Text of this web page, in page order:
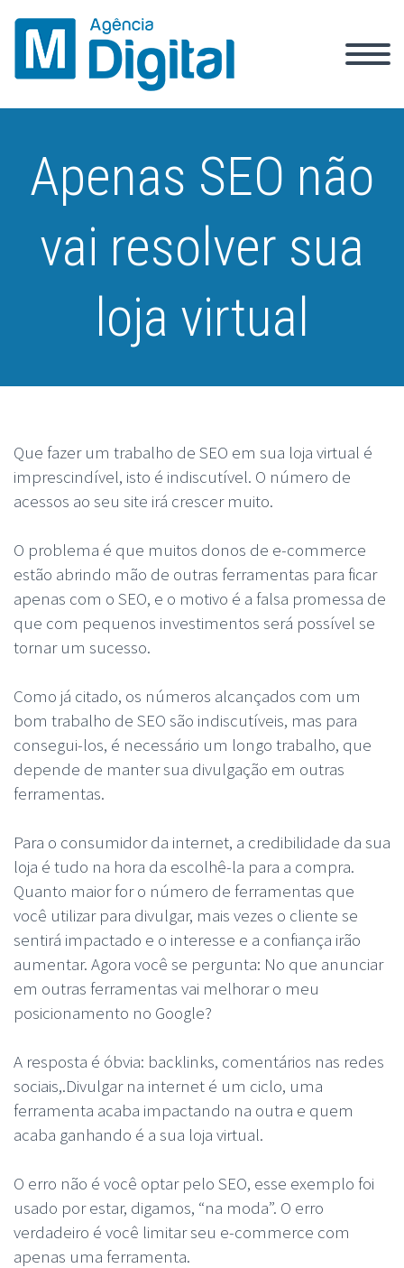
Apenas SEO não
vai resolver sua
loja virtual
Que fazer um trabalho de SEO em sua loja virtual é
imprescindível, isto é indiscutível. O número de
acessos ao seu site irá crescer muito.
O problema é que muitos donos de e-commerce
estão abrindo mão de outras ferramentas para ficar
apenas com o SEO, e o motivo é a falsa promessa de
que com pequenos investimentos será possível se
tornar um sucesso.
Como já citado, os números alcançados com um
bom trabalho de SEO são indiscutíveis, mas para
consegui-los, é necessário um longo trabalho, que
depende de manter sua divulgação em outras
ferramentas.
Para o consumidor da internet, a credibilidade da sua
loja é tudo na hora da escolhê-la para a compra.
Quanto maior for o número de ferramentas que
você utilizar para divulgar, mais vezes o cliente se
sentirá impactado e o interesse e a confiança irão
aumentar. Agora você se pergunta: No que anunciar
em outras ferramentas vai melhorar o meu
posicionamento no Google?
A resposta é óbvia: backlinks, comentários nas redes
sociais,.Divulgar na internet é um ciclo, uma
ferramenta acaba impactando na outra e quem
acaba ganhando é a sua loja virtual.
O erro não é você optar pelo SEO, esse exemplo foi
usado por estar, digamos, “na moda”. O erro
verdadeiro é você limitar seu e-commerce com
apenas uma ferramenta.